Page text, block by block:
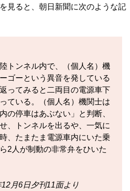
見ると、朝日新聞に次のような記
トンネル内で、（個人名）機
ゴーという異音を発している
ってみると二両目の電源車下
ている。（個人名）機関士は
の停車はあぶない」と判断、
、トンネルを出るや、一気に
、たまたま電源車内にいた乗
2人が制動の非常弁をひいた
12月6日夕刊11面より